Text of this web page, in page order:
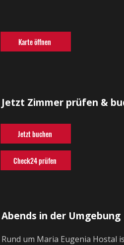
Karte öffnen
Jetzt Zimmer prüfen &
Jetzt buchen
Check24 prüfen
Abends in der Umgebung
Rund um Maria Eugenia Hostal